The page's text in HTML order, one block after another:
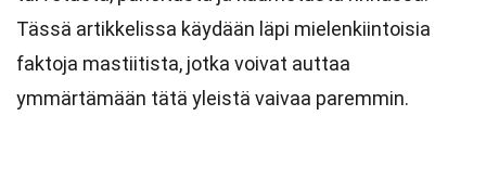
Tässä artikkelissa käydään läpi mielenkiintoisia
faktoja mastiitista, jotka voivat auttaa
ymmärtämään tätä yleistä vaivaa paremmin.